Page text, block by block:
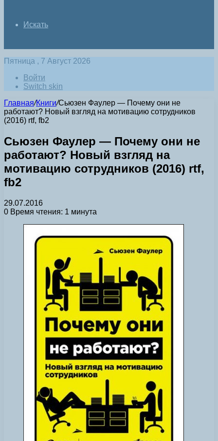
Искать
Пятница , 7 Август 2026
Войти
Switch skin
Главная/Книги/Сьюзен Фаулер — Почему они не
работают? Новый взгляд на мотивацию сотрудников
(2016) rtf, fb2
Сьюзен Фаулер — Почему они не
работают? Новый взгляд на
мотивацию сотрудников (2016) rtf,
fb2
29.07.2016
0 Время чтения: 1 минута